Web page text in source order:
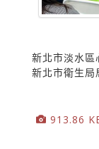
新北市淡水區
新北市衛生局
913.86